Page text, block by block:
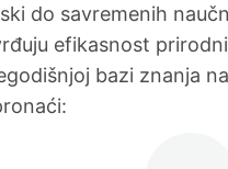
posvećen tebi koji
nudimo ti znanje,
za iscelenje tela, uma i
ono najbolje što ti
do savremenih
efikasnost
bazi znanja